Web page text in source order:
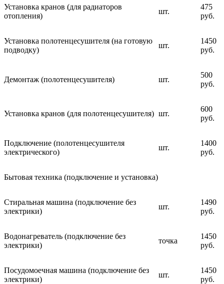
Установка кранов (для радиаторов
отопления)
шт.
475
руб.
Установка полотенцесушителя (на готовую
подводку)
шт.
1450
руб.
Демонтаж (полотенцесушителя) шт.
500
руб.
Установка кранов (для полотенцесушителя) шт.
600
руб.
Подключение (полотенцесушителя
электрического)
шт.
1400
руб.
Бытовая техника (подключение и установка)
Стиральная машина (подключение без
электрики)
шт.
1490
руб.
Водонагреватель (подключение без
электрики)
точка
1450
руб.
Посудомоечная машина (подключение без
электрики)
шт.
1450
руб.